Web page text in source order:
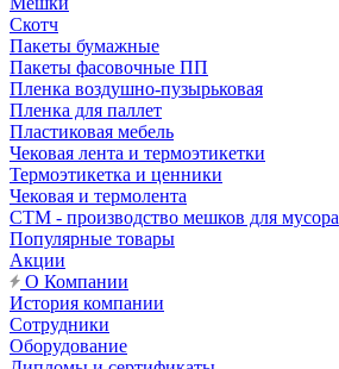
Скотч
Пакеты бумажные
Пакеты фасовочные ПП
Пленка воздушно-пузырьковая
Пленка для паллет
Пластиковая мебель
Чековая лента и термоэтикетки
Термоэтикетка и ценники
Чековая и термолента
СТМ - производство мешков для мусора
Популярные товары
Акции
О Компании
История компании
Сотрудники
Оборудование